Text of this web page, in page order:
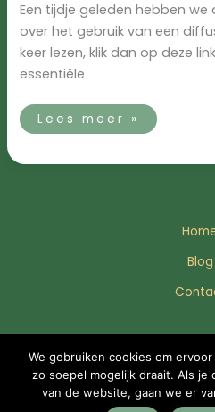
Een tijdje geleden hebben
over het gebruik van een
keer lezen, klik dan op deze
essentiële
Lees meer »
Blog
Bezoek
We gebruiken cookies om
zo soepel mogelijk draait. Als
van de website, gaan we er